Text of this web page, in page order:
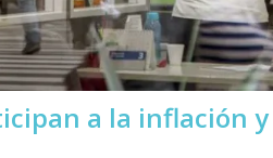
a la inflación